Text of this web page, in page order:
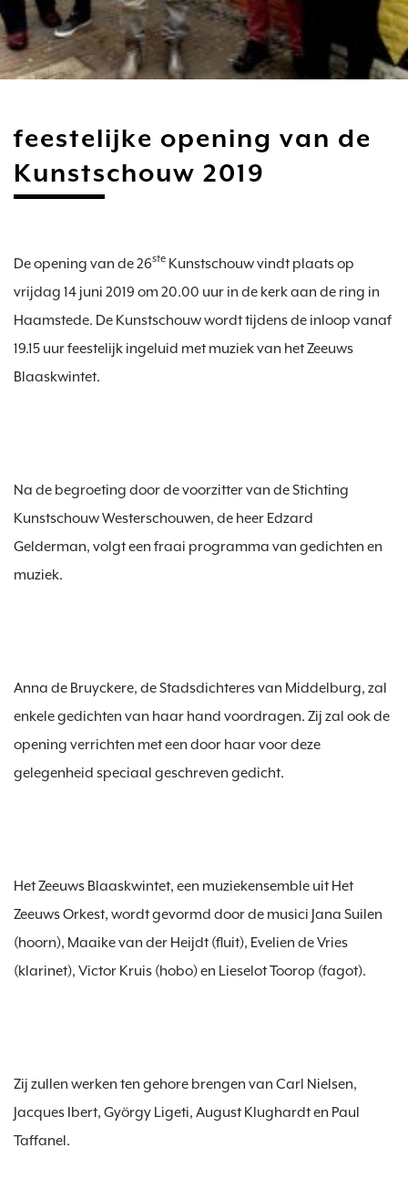
feestelijke opening van de
Kunstschouw 2019
De opening van de 26ste Kunstschouw vindt plaats op
vrijdag 14 juni 2019 om 20.00 uur in de kerk aan de ring in
Haamstede. De Kunstschouw wordt tijdens de inloop vanaf
19.15 uur feestelijk ingeluid met muziek van het Zeeuws
Na de begroeting door de voorzitter van de Stichting
Kunstschouw Westerschouwen, de heer Edzard
Gelderman, volgt een fraai programma van gedichten en
Anna de Bruyckere, de Stadsdichteres van Middelburg, zal
enkele gedichten van haar hand voordragen. Zij zal ook de
opening verrichten met een door haar voor deze
Het Zeeuws Blaaskwintet, een muziekensemble uit Het
Zeeuws Orkest, wordt gevormd door de musici Jana Suilen
(hoorn), Maaike van der Heijdt (fluit), Evelien de Vries
Zij zullen werken ten gehore brengen van Carl Nielsen,
Jacques Ibert, György Ligeti, August Klughardt en Paul